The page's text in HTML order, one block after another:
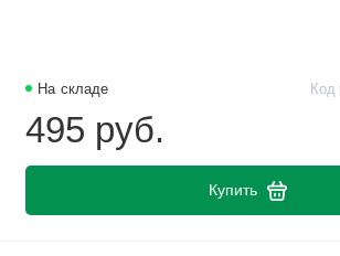
На складе Код
495 руб.
Купить